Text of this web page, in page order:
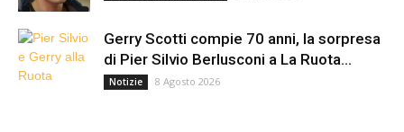
Gerry Scotti compie 70 anni, la sorpresa
di Pier Silvio Berlusconi a La Ruota...
Notizie 8 Agosto 2026